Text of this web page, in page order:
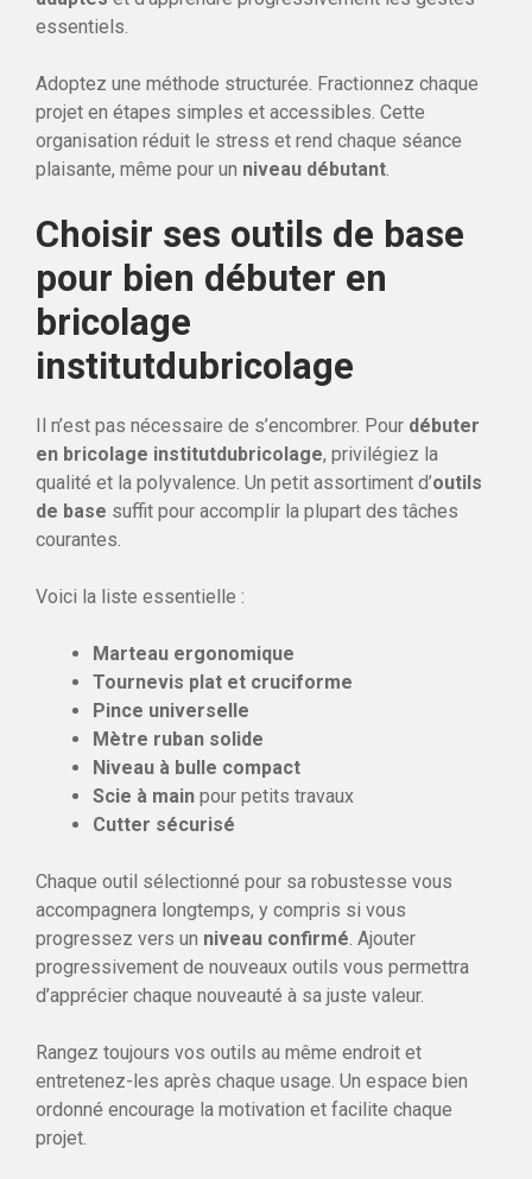
essentiels.
Adoptez une méthode structurée. Fractionnez chaque
projet en étapes simples et accessibles. Cette
organisation réduit le stress et rend chaque séance
plaisante, même pour un niveau débutant.
Choisir ses outils de base
pour bien débuter en
bricolage
institutdubricolage
Il n’est pas nécessaire de s’encombrer. Pour débuter
en bricolage institutdubricolage, privilégiez la
qualité et la polyvalence. Un petit assortiment d’outils
de base suffit pour accomplir la plupart des tâches
courantes.
Voici la liste essentielle :
Marteau ergonomique
Tournevis plat et cruciforme
Pince universelle
Mètre ruban solide
Niveau à bulle compact
Scie à main pour petits travaux
Cutter sécurisé
Chaque outil sélectionné pour sa robustesse vous
accompagnera longtemps, y compris si vous
progressez vers un niveau confirmé. Ajouter
progressivement de nouveaux outils vous permettra
d’apprécier chaque nouveauté à sa juste valeur.
Rangez toujours vos outils au même endroit et
entretenez-les après chaque usage. Un espace bien
ordonné encourage la motivation et facilite chaque
projet.